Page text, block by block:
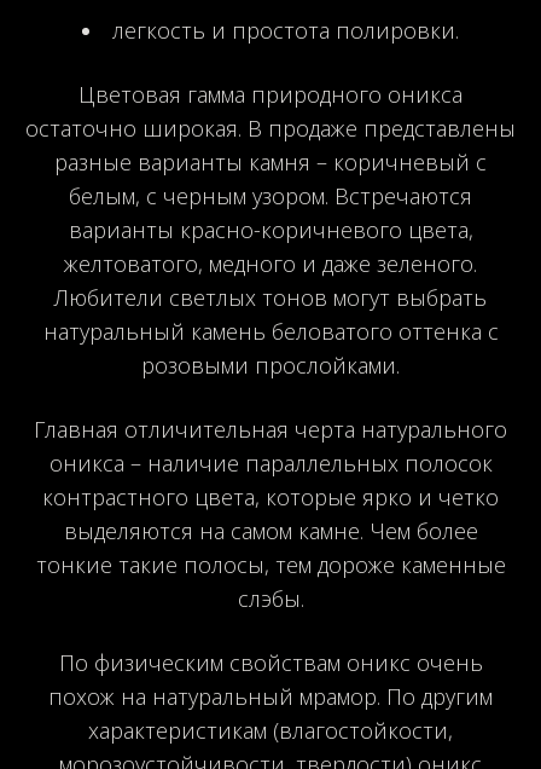
легкость и простота полировки.
Цветовая гамма природного оникса
остаточно широкая. В продаже представлены
разные варианты камня – коричневый с
белым, с черным узором. Встречаются
варианты красно-коричневого цвета,
желтоватого, медного и даже зеленого.
Любители светлых тонов могут выбрать
натуральный камень беловатого оттенка с
розовыми прослойками.
Главная отличительная черта натурального
оникса – наличие параллельных полосок
контрастного цвета, которые ярко и четко
выделяются на самом камне. Чем более
тонкие такие полосы, тем дороже каменные
слэбы.
По физическим свойствам оникс очень
похож на натуральный мрамор. По другим
характеристикам (влагостойкости,